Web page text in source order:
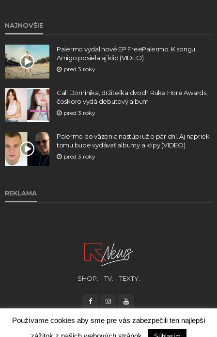
NAJNOVŠIE
Palermo vydal nové EP FreePalermo. K songu
Amigo posiela aj klip (VIDEO)
pred 3 roky
Call Dominika, držiteľka dvoch Ruka Hore Awards,
čoskoro vydá debutový album
pred 3 roky
Palermo do väzenia nastúpi už o pár dní. Aj napriek
tomu bude vydávať albumy a klipy (VIDEO)
pred 3 roky
REKLAMA
SHOP. TV. TEXTY.
Používame cookies aby sme pre vás zabezpečili ten najlepší